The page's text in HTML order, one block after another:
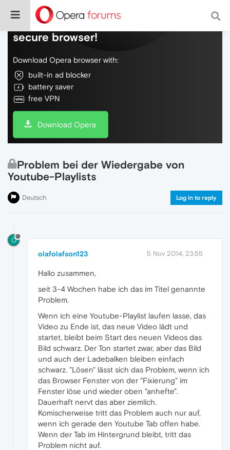
Do more on the web, with a fast and
secure browser!
Download Opera browser with:
built-in ad blocker
battery saver
free VPN
Download Opera
Problem bei der Wiedergabe von
Youtube-Playlists
Deutsch Log in to reply
O
olafolafson123 5 Nov 2014, 23:55
Hallo zusammen,
seit 3-4 Wochen habe ich das im Titel genannte
Problem.
Wenn ich eine Youtube-Playlist laufen lasse, das
Video zu Ende ist, das neue Video lädt und
startet, bleibt beim Start des neuen Videos das
Bild schwarz. Der Ton startet zwar, aber das Bild
und auch der Ladebalken bleiben einfach
schwarz. "Lösen" lässt sich das Problem, wenn ich
das Browser Fenster von der "Fixierung" im
Fenster löse und wieder oben "anhefte".
Dauerhaft nervt das aber ziemlich.
Komischerweise tritt das Problem auch nur auf,
wenn ich gerade den Youtube Tab offen habe.
Wenn der Tab im Hintergrund bleibt, tritt das
Problem nicht auf.